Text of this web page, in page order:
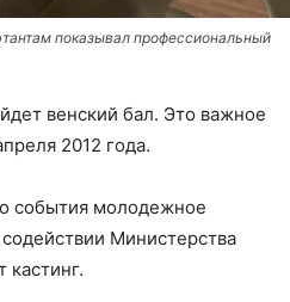
показывал профессиональный
венский бал. Это важное
2012 года.
события молодежное
Министерства
кастинг.